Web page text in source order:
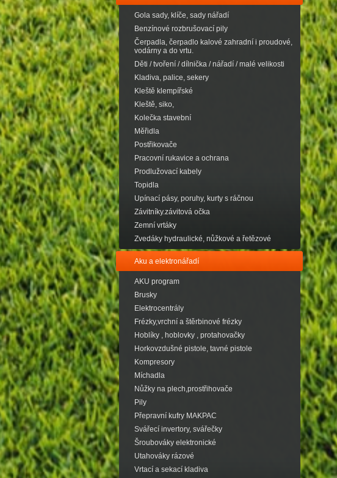
Gola sady, klíče, sady nářadí
Benzínové rozbrušovací pily
Čerpadla, čerpadlo kalové zahradní i proudové,
vodárny a do vrtu.
Děti / tvoření / dílnička / nářadí / malé velikosti
Kladiva, palice, sekery
Kleště klempířské
Kleště, siko,
Kolečka stavební
Měřidla
Postřikovače
Pracovní rukavice a ochrana
Prodlužovací kabely
Topidla
Upínací pásy, poruhy, kurty s ráčnou
Závitníky.závitová očka
Zemní vrtáky
Zvedáky hydraulické, nůžkové a řetězové
Aku a elektronářadí
AKU program
Brusky
Elektrocentrály
Frézky,vrchní a štěrbinové frézky
Hoblíky , hoblovky , protahovačky
Horkovzdušné pistole, tavné pistole
Kompresory
Míchadla
Nůžky na plech,prostřihovače
Pily
Přepravní kufry MAKPAC
Svářecí invertory, svářečky
Šroubováky elektronické
Utahováky rázové
Vrtací a sekací kladiva